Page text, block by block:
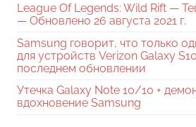
League Of Legends: Wild Rift —
— Обновлено 26 августа 2021 г.
Samsung говорит, что только
для устройств Verizon Galaxy
последнем обновлении
Утечка Galaxy Note 10/10 +
вдохновение Samsung